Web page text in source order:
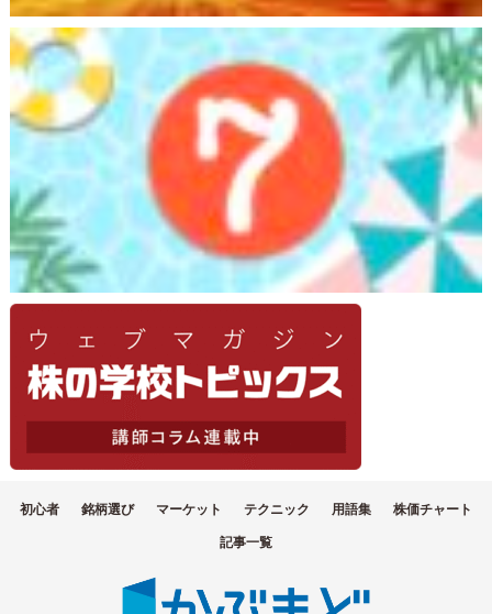
初心者 銘柄選び マーケット テクニック 用語集 株価チャート
記事一覧